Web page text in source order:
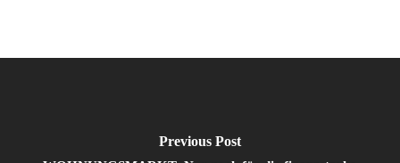
Previous Post